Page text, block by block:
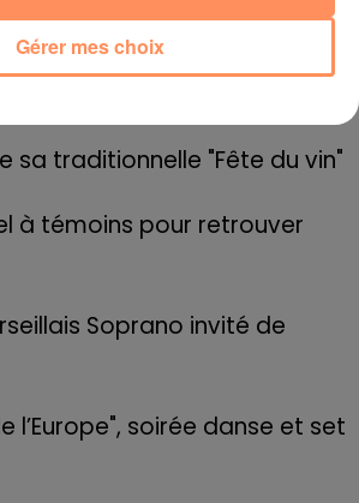
la nuit !
sa traditionnelle "Fête du vin"
à témoins pour retrouver
Soprano invité de
l’Europe", soirée danse et set
Gérer mes choix